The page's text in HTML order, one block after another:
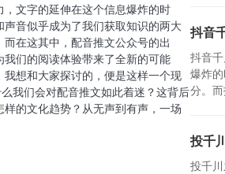
，文字的延伸在这个信息爆炸的时
声音似乎成为了我们获取知识的两大
而在这其中，配音推文公众号的出
我们的阅读体验带来了全新的可能
我想和大家探讨的，便是这样一个现
我们会对配音推文如此着迷？这背后
样的文化趋势？从无声到有声，一场
抖音
抖音
爆炸
分。而
投千
投千